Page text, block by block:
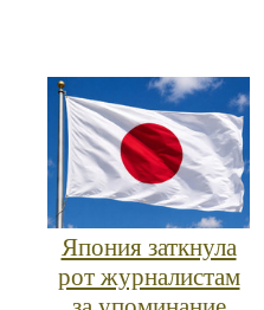
Япония заткнула
рот журналистам